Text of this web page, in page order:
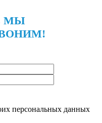
МЫ
персональных данных